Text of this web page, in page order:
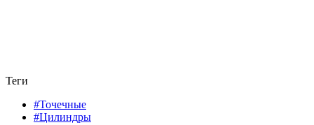
Теги
#Точечные
#Цилиндры